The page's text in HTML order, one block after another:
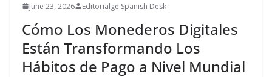
June 23, 2026 Editorialge Spanish Desk
Cómo Los Monederos Digitales
Están Transformando Los
Hábitos de Pago a Nivel Mundial